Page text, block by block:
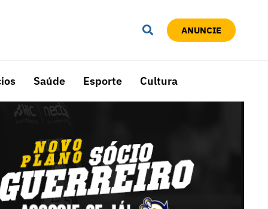
ANUNCIE
Saúde Esporte Cultura